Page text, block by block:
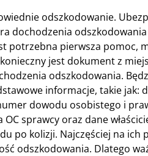
odszkodowanie.
dochodzenia
potrzebna pierwsza pomoc,
jest dokument z
odszkodowania.
informacje, takie jak:
dowodu osobistego i
sprawcy oraz dane
po kolizji. Najczęściej na ich
odszkodowania. Dlatego